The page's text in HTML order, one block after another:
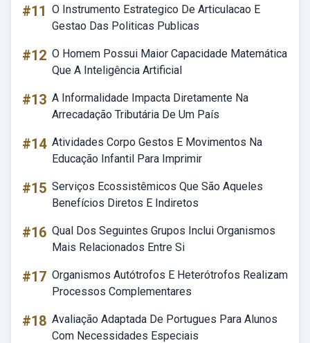
#11 O Instrumento Estrategico De Articulacao E
Gestao Das Politicas Publicas
#12 O Homem Possui Maior Capacidade Matemática
Que A Inteligência Artificial
#13 A Informalidade Impacta Diretamente Na
Arrecadação Tributária De Um País
#14 Atividades Corpo Gestos E Movimentos Na
Educação Infantil Para Imprimir
#15 Serviços Ecossistêmicos Que São Aqueles
Benefícios Diretos E Indiretos
#16 Qual Dos Seguintes Grupos Inclui Organismos
Mais Relacionados Entre Si
#17 Organismos Autótrofos E Heterótrofos Realizam
Processos Complementares
#18 Avaliação Adaptada De Portugues Para Alunos
Com Necessidades Especiais